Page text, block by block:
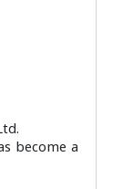
become a